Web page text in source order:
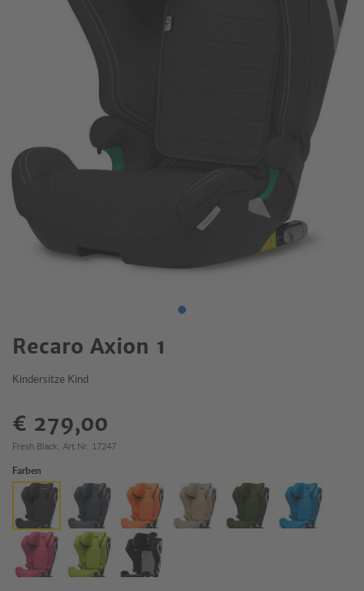
Recaro Axion 1
Kindersitze Kind
€ 279,00
Fresh Black, Art.Nr. 17247
Farben